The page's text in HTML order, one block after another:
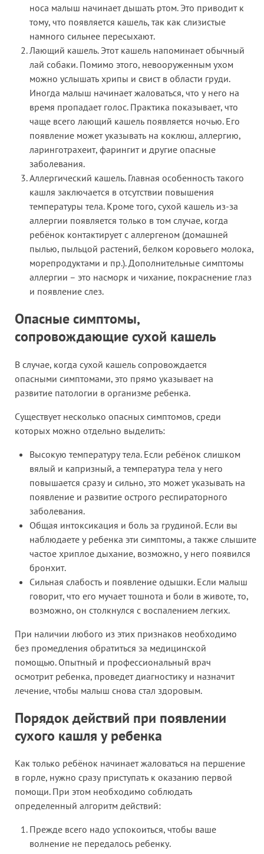
носа малыш начинает дышать ртом. Это приводит к
тому, что появляется кашель, так как слизистые
намного сильнее пересыхают.
Лающий кашель. Этот кашель напоминает обычный
лай собаки. Помимо этого, невооруженным ухом
можно услышать хрипы и свист в области груди.
Иногда малыш начинает жаловаться, что у него на
время пропадает голос. Практика показывает, что
чаще всего лающий кашель появляется ночью. Его
появление может указывать на коклюш, аллергию,
ларинготрахеит, фарингит и другие опасные
заболевания.
Аллергический кашель. Главная особенность такого
кашля заключается в отсутствии повышения
температуры тела. Кроме того, сухой кашель из-за
аллергии появляется только в том случае, когда
ребёнок контактирует с аллергеном (домашней
пылью, пыльцой растений, белком коровьего молока,
морепродуктами и пр.). Дополнительные симптомы
аллергии – это насморк и чихание, покраснение глаз
и появление слез.
Опасные симптомы,
сопровождающие сухой кашель
В случае, когда сухой кашель сопровождается
опасными симптомами, это прямо указывает на
развитие патологии в организме ребенка.
Существует несколько опасных симптомов, среди
которых можно отдельно выделить:
Высокую температуру тела. Если ребёнок слишком
вялый и капризный, а температура тела у него
повышается сразу и сильно, это может указывать на
появление и развитие острого респираторного
заболевания.
Общая интоксикация и боль за грудиной. Если вы
наблюдаете у ребенка эти симптомы, а также слышите
частое хриплое дыхание, возможно, у него появился
бронхит.
Сильная слабость и появление одышки. Если малыш
говорит, что его мучает тошнота и боли в животе, то,
возможно, он столкнулся с воспалением легких.
При наличии любого из этих признаков необходимо
без промедления обратиться за медицинской
помощью. Опытный и профессиональный врач
осмотрит ребенка, проведет диагностику и назначит
лечение, чтобы малыш снова стал здоровым.
Порядок действий при появлении
сухого кашля у ребенка
Как только ребёнок начинает жаловаться на першение
в горле, нужно сразу приступать к оказанию первой
помощи. При этом необходимо соблюдать
определенный алгоритм действий:
Прежде всего надо успокоиться, чтобы ваше
волнение не передалось ребенку.